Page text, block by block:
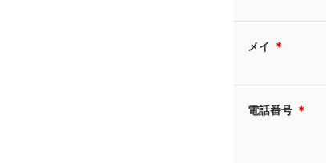
メイ ＊
電話番号 ＊